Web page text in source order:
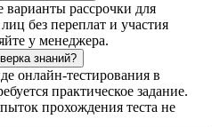
рассрочки для
без переплат и участия
у менеджера.
знаний?
онлайн-тестирования в
практическое задание.
прохождения теста не